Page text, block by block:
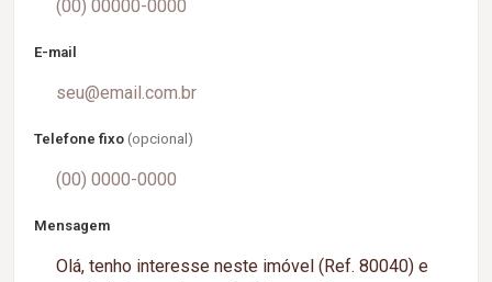
E-mail
Telefone fixo (opcional)
Mensagem